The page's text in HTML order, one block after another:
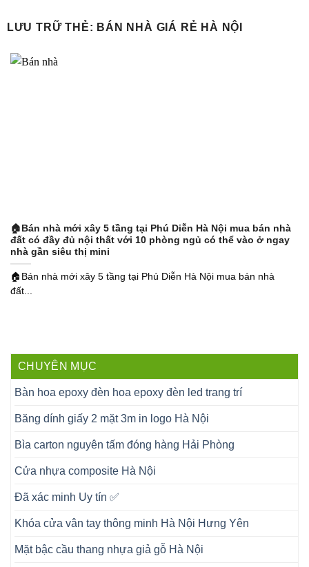
qua
dung
LƯU TRỮ THẺ: BÁN NHÀ GIÁ RẺ HÀ NỘI
🏠Bán nhà mới xây 5 tầng tại Phú Diễn Hà Nội mua bán nhà
đất có đầy đủ nội thất với 10 phòng ngủ có thể vào ở ngay
nhà gần siêu thị mini
🏠Bán nhà mới xây 5 tầng tại Phú Diễn Hà Nội mua bán nhà
đất...
CHUYÊN MỤC
Bàn hoa epoxy đèn hoa epoxy đèn led trang trí
Băng dính giấy 2 mặt 3m in logo Hà Nội
Bìa carton nguyên tấm đóng hàng Hải Phòng
Cửa nhựa composite Hà Nội
Đã xác minh Uy tín ✅
Khóa cửa vân tay thông minh Hà Nội Hưng Yên
Mặt bậc cầu thang nhựa giả gỗ Hà Nội